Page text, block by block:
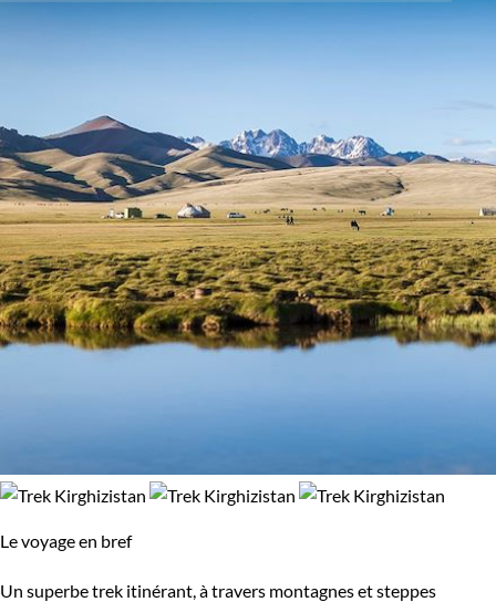
fenêtre ouverte sur un monde d'authenticité brute, de
Guide de voyage Kirghizistan
Activité
Confort
Bivouac, sous tente Standard
Le voyage en bref
Un superbe trek itinérant, à travers montagnes et steppes